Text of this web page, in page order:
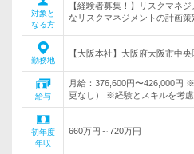
対象と
なる方
【経験者募集！】リスクマネ
なリスクマネジメントの計画策
勤務地
【大阪本社】大阪府大阪市
給与
月給：376,600円〜426,000円
更なし） ※経験とスキルを考
初年度
年収
660万円～720万円